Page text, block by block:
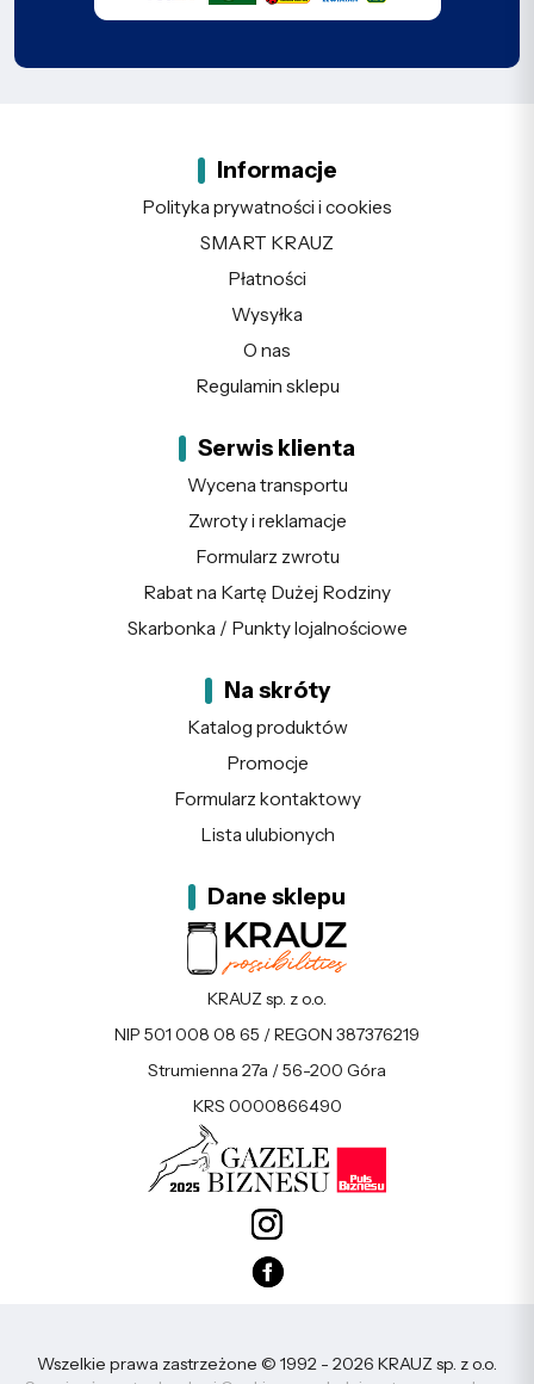
Informacje
Polityka prywatności i cookies
SMART KRAUZ
Płatności
Wysyłka
O nas
Regulamin sklepu
Serwis klienta
Wycena transportu
Zwroty i reklamacje
Formularz zwrotu
Rabat na Kartę Dużej Rodziny
Skarbonka / Punkty lojalnościowe
Na skróty
Katalog produktów
Promocje
Formularz kontaktowy
Lista ulubionych
Dane sklepu
KRAUZ sp. z o.o.
NIP 501 008 08 65 / REGON 387376219
Strumienna 27a / 56-200 Góra
KRS 0000866490
Wszelkie prawa zastrzeżone © 1992 - 2026 KRAUZ sp. z o.o.